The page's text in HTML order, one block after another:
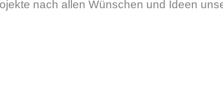
nach allen Wünschen und Ideen